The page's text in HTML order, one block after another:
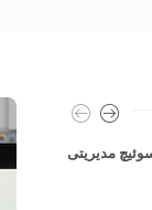
مدیریتی